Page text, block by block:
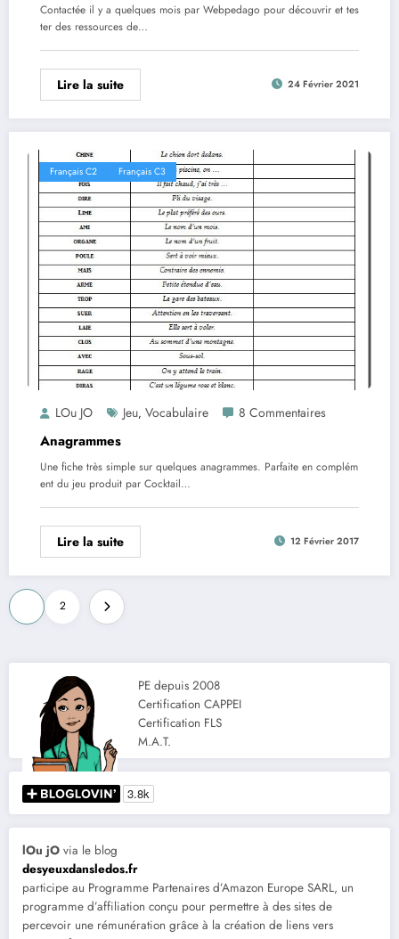
Contactée il y a quelques mois par Webpedago pour découvrir et tes
ter des ressources de…
Lire la suite 24 Février 2021
Français C2 Français C3
LOu JO Jeu, Vocabulaire 8 Commentaires
Anagrammes
Une fiche très simple sur quelques anagrammes. Parfaite en complém
ent du jeu produit par Cocktail…
Lire la suite 12 Février 2017
Pagination
des
publications
2
PE depuis 2008
Certification CAPPEI
Certification FLS
M.A.T.
lOu jO via le blog
desyeuxdansledos.fr
participe au Programme Partenaires d’Amazon Europe SARL, un
programme d’affiliation conçu pour permettre à des sites de
percevoir une rémunération grâce à la création de liens vers